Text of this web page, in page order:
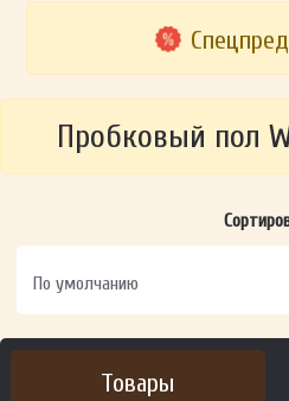
Пробковый пол
Товары